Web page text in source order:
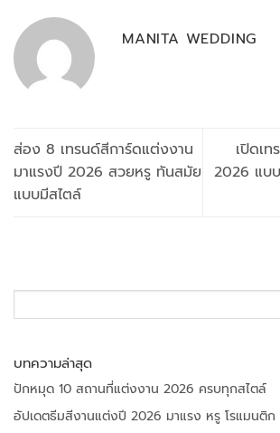
MANITA WEDDING
ส่อง 8 เทรนด์สีการ์ดแต่งงาน
มาแรงปี 2026 สวยหรู ทันสมัย
แบบมีสไตล์
เปิดเ
2026 แบ
บทความล่าสุด
ปักหมุด 10 สถานที่แต่งงาน 2026 ครบทุกสไตล์
อัปเดตธีมสีงานแต่งปี 2026 มาแรง หรู โรแมนติ